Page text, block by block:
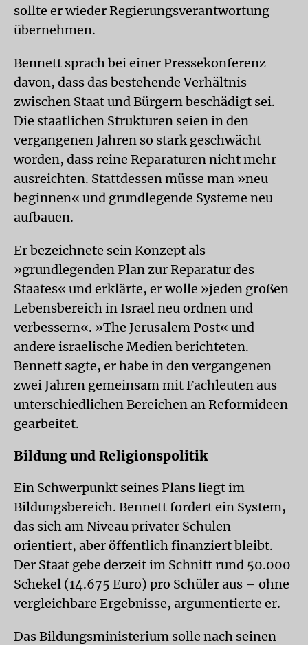
sollte er wieder Regierungsverantwortung
übernehmen.
Bennett sprach bei einer Pressekonferenz
davon, dass das bestehende Verhältnis
zwischen Staat und Bürgern beschädigt sei.
Die staatlichen Strukturen seien in den
vergangenen Jahren so stark geschwächt
worden, dass reine Reparaturen nicht mehr
ausreichten. Stattdessen müsse man »neu
beginnen« und grundlegende Systeme neu
aufbauen.
Er bezeichnete sein Konzept als
»grundlegenden Plan zur Reparatur des
Staates« und erklärte, er wolle »jeden großen
Lebensbereich in Israel neu ordnen und
verbessern«. »The Jerusalem Post« und
andere israelische Medien berichteten.
Bennett sagte, er habe in den vergangenen
zwei Jahren gemeinsam mit Fachleuten aus
unterschiedlichen Bereichen an Reformideen
gearbeitet.
Bildung und Religionspolitik
Ein Schwerpunkt seines Plans liegt im
Bildungsbereich. Bennett fordert ein System,
das sich am Niveau privater Schulen
orientiert, aber öffentlich finanziert bleibt.
Der Staat gebe derzeit im Schnitt rund 50.000
Schekel (14.675 Euro) pro Schüler aus – ohne
vergleichbare Ergebnisse, argumentierte er.
Das Bildungsministerium solle nach seinen